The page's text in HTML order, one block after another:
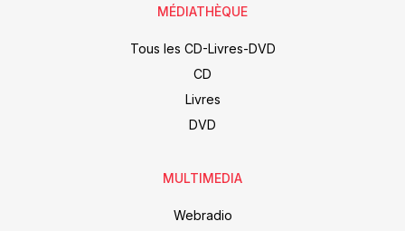
MÉDIATHÈQUE
Tous les CD-Livres-DVD
CD
Livres
DVD
MULTIMEDIA
Webradio